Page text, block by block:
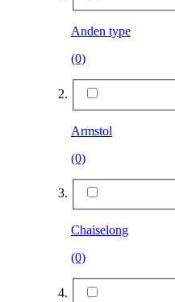
Anden type
(0)
Armstol
(0)
Chaiselong
(0)